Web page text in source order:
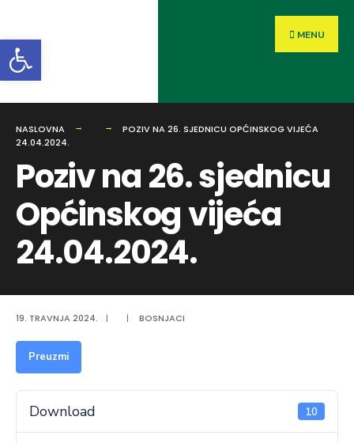
MENU
NASLOVNA
POZIV NA 26. SJEDNICU OPĆINSKOG VIJEĆA
24.04.2024.
Poziv na 26. sjednicu
Općinskog vijeća
24.04.2024.
19. TRAVNJA 2024. | | BOSNJACI
Preuzmi
Download 10
Open toolbar